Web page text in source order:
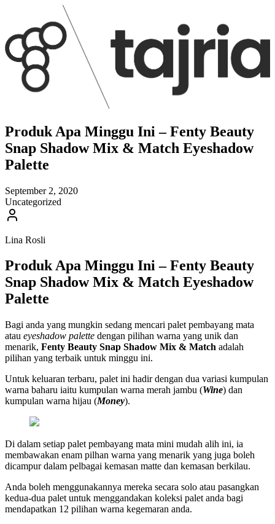
Produk Apa Minggu Ini – Fenty Beauty
Snap Shadow Mix & Match Eyeshadow
Palette
September 2, 2020
Uncategorized
Lina Rosli
Produk Apa Minggu Ini – Fenty Beauty
Snap Shadow Mix & Match Eyeshadow
Palette
Bagi anda yang mungkin sedang mencari palet pembayang mata
atau eyeshadow palette dengan pilihan warna yang unik dan
menarik, Fenty Beauty Snap Shadow Mix & Match adalah
pilihan yang terbaik untuk minggu ini.
Untuk keluaran terbaru, palet ini hadir dengan dua variasi kumpulan
warna baharu iaitu kumpulan warna merah jambu (Wine) dan
kumpulan warna hijau (Money).
Di dalam setiap palet pembayang mata mini mudah alih ini, ia
membawakan enam pilhan warna yang menarik yang juga boleh
dicampur dalam pelbagai kemasan matte dan kemasan berkilau.
Anda boleh menggunakannya mereka secara solo atau pasangkan
kedua-dua palet untuk menggandakan koleksi palet anda bagi
mendapatkan 12 pilihan warna kegemaran anda.